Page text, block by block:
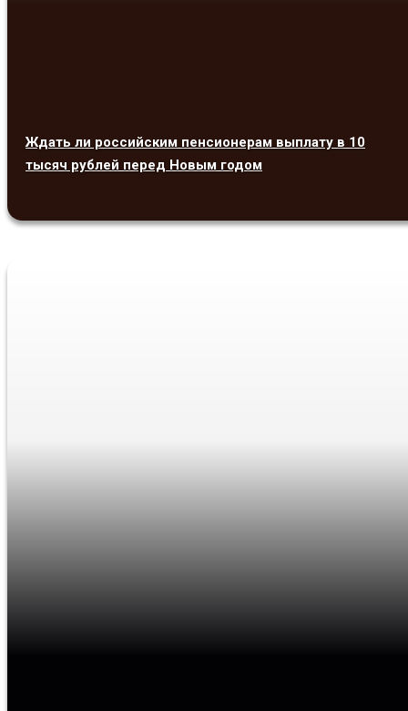
Ждать ли российским пенсионерам выплату в 10
тысяч рублей перед Новым годом